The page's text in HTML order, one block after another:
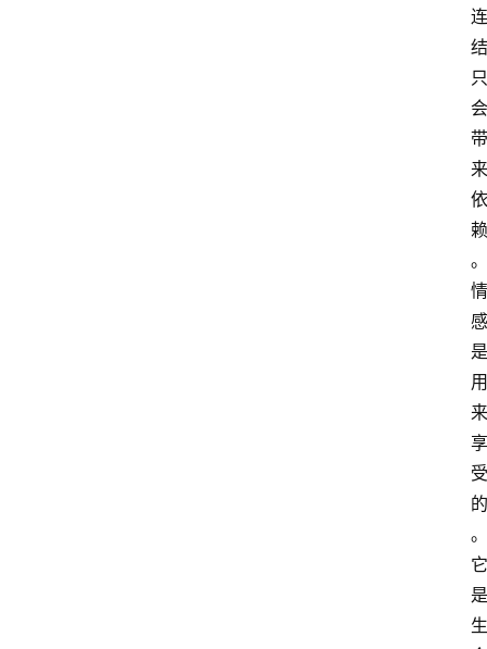
连
结
只
会
带
来
依
赖
。
情
感
是
用
来
享
受
的
。
它
是
生